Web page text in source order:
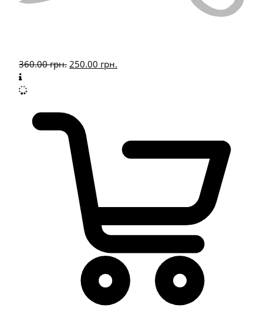
360.00грн. 250.00 грн.